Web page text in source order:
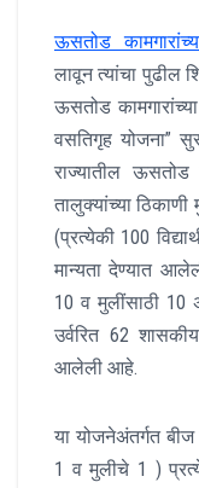
ऊसतोड
लावून त्यांचा पुढील
ऊसतोड
वसतिगृह योजना”
राज्यातील
तालुक्यांच्या
(प्रत्येकी 100
मान्यता देण्यात
10 व मुलींसाठी
उर्वरित 62
आलेली आहे.
या योजनेअंतर्गत
1 व मुलीचे 1 )